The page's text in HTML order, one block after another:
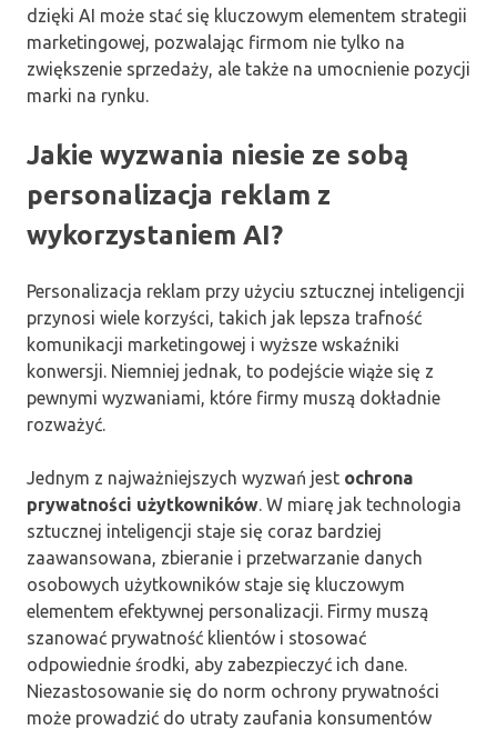
dzięki AI może stać się kluczowym elementem strategii
marketingowej, pozwalając firmom nie tylko na
zwiększenie sprzedaży, ale także na umocnienie pozycji
marki na rynku.
Jakie wyzwania niesie ze sobą
personalizacja reklam z
wykorzystaniem AI?
Personalizacja reklam przy użyciu sztucznej inteligencji
przynosi wiele korzyści, takich jak lepsza trafność
komunikacji marketingowej i wyższe wskaźniki
konwersji. Niemniej jednak, to podejście wiąże się z
pewnymi wyzwaniami, które firmy muszą dokładnie
rozważyć.
Jednym z najważniejszych wyzwań jest ochrona
prywatności użytkowników. W miarę jak technologia
sztucznej inteligencji staje się coraz bardziej
zaawansowana, zbieranie i przetwarzanie danych
osobowych użytkowników staje się kluczowym
elementem efektywnej personalizacji. Firmy muszą
szanować prywatność klientów i stosować
odpowiednie środki, aby zabezpieczyć ich dane.
Niezastosowanie się do norm ochrony prywatności
może prowadzić do utraty zaufania konsumentów